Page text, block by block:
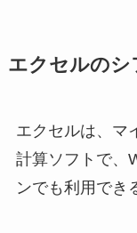
エクセルのシ
エクセルは、マ
計算ソフトで、
ンでも利用でき